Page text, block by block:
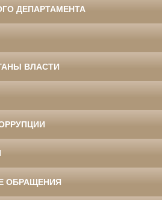
ДЕПАРТАМЕНТА
ВЛАСТИ
ОБРАЩЕНИЯ